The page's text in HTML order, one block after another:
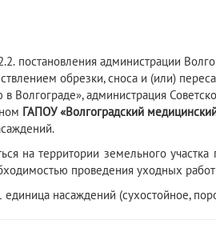
постановления администрации
обрезки, сноса и (или)
Волгограде», администрация
ГАПОУ «Волгоградский
на территории земельного
проведения уходных
насаждений (сухостойное,